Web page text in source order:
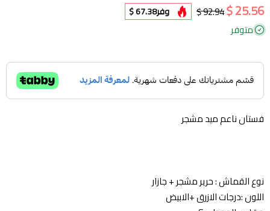
25.56 $
92.94 $ وفر67.38 $
متوفر
فستان ناعم ميد مشجر
نوع القماش : حرير مشجر + جازار
اللون :درجات الازرق +الابيض